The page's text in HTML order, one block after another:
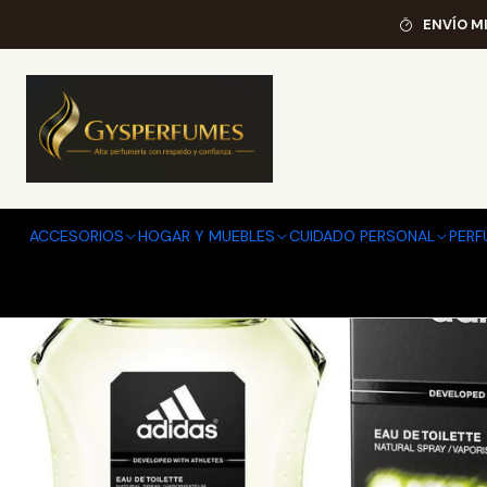
ACCESORIOS HOGAR Y MUEBLES CUIDADO PERSONAL
ENVÍO
Inicio